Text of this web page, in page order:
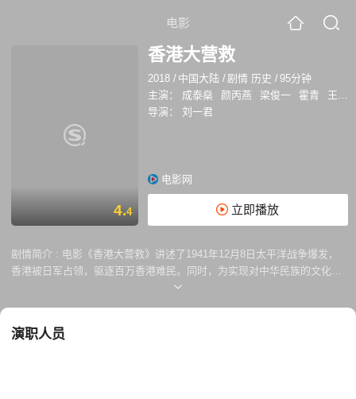
电影
4.4
香港大营救
2018 / 中国大陆 /剧情 历史 /95分钟
主演：
成泰燊 颜丙燕 梁俊一 霍青 王晖
导演：
刘一君
电影网
立即播放
剧情简介 : 电影《香港大营救》讲述了1941年12月8日太平洋战争爆发，
香港被日军占领，驱逐百万香港难民。同时，为实现对中华民族的文化控
制，驻港日军特务机关全城搜捕滞留香港的中方爱国志士和文化名人。茅
强进入香港，香港混混潘葆提出“一根金条一个人头，只数人头不看生死”
演职人员